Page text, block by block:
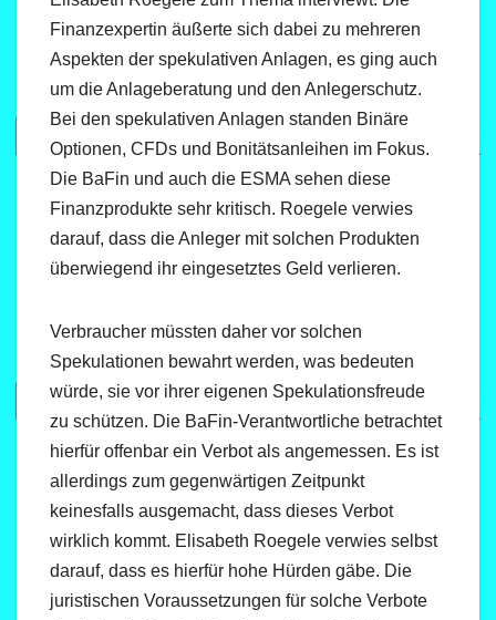
Finanzexpertin äußerte sich dabei zu mehreren
Aspekten der spekulativen Anlagen, es ging auch
um die Anlageberatung und den Anlegerschutz.
Bei den spekulativen Anlagen standen Binäre
Optionen, CFDs und Bonitätsanleihen im Fokus.
Die BaFin und auch die ESMA sehen diese
Finanzprodukte sehr kritisch. Roegele verwies
darauf, dass die Anleger mit solchen Produkten
überwiegend ihr eingesetztes Geld verlieren.
Verbraucher müssten daher vor solchen
Spekulationen bewahrt werden, was bedeuten
würde, sie vor ihrer eigenen Spekulationsfreude
zu schützen. Die BaFin-Verantwortliche betrachtet
hierfür offenbar ein Verbot als angemessen. Es ist
allerdings zum gegenwärtigen Zeitpunkt
keinesfalls ausgemacht, dass dieses Verbot
wirklich kommt. Elisabeth Roegele verwies selbst
darauf, dass es hierfür hohe Hürden gäbe. Die
juristischen Voraussetzungen für solche Verbote